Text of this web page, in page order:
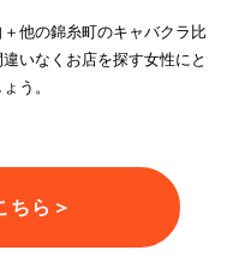
他の錦糸町のキャバクラ比
いなくお店を探す女性にと
う。
ちら＞